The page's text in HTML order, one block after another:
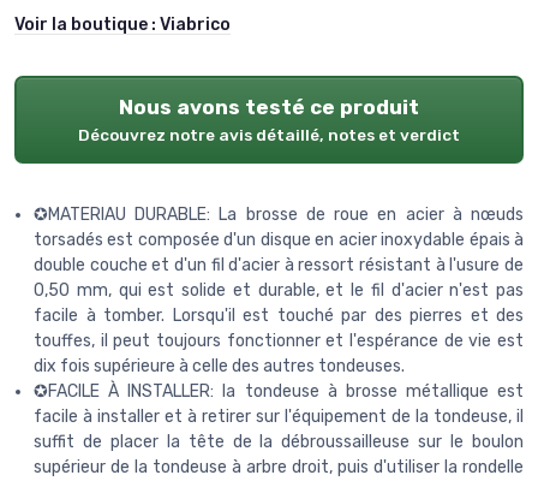
Voir la boutique : Viabrico
Nous avons testé ce produit
Découvrez notre avis détaillé, notes et verdict
✪MATERIAU DURABLE: La brosse de roue en acier à nœuds
torsadés est composée d'un disque en acier inoxydable épais à
double couche et d'un fil d'acier à ressort résistant à l'usure de
0,50 mm, qui est solide et durable, et le fil d'acier n'est pas
facile à tomber. Lorsqu'il est touché par des pierres et des
touffes, il peut toujours fonctionner et l'espérance de vie est
dix fois supérieure à celle des autres tondeuses.
✪FACILE À INSTALLER: la tondeuse à brosse métallique est
facile à installer et à retirer sur l'équipement de la tondeuse, il
suffit de placer la tête de la débroussailleuse sur le boulon
supérieur de la tondeuse à arbre droit, puis d'utiliser la rondelle